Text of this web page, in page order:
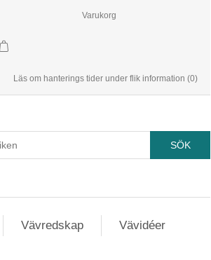
Varukorg
Läs om hanterings tider under flik information (0)
Vävredskap
Vävidéer